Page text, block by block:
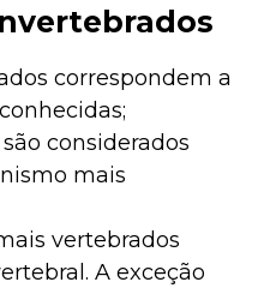
correspondem a
considerados
mais
vertebrados
A exceção